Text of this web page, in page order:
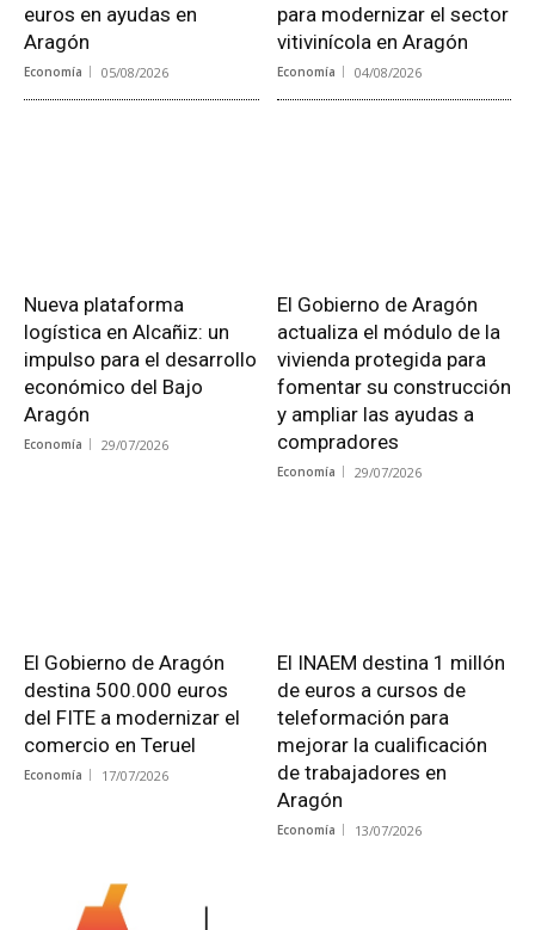
euros en ayudas en
Aragón
Economía 05/08/2026
para modernizar el sector
vitivinícola en Aragón
Economía 04/08/2026
Nueva plataforma
logística en Alcañiz: un
impulso para el desarrollo
económico del Bajo
Aragón
Economía 29/07/2026
El Gobierno de Aragón
actualiza el módulo de la
vivienda protegida para
fomentar su construcción
y ampliar las ayudas a
compradores
Economía 29/07/2026
El Gobierno de Aragón
destina 500.000 euros
del FITE a modernizar el
comercio en Teruel
Economía 17/07/2026
El INAEM destina 1 millón
de euros a cursos de
teleformación para
mejorar la cualificación
de trabajadores en
Aragón
Economía 13/07/2026